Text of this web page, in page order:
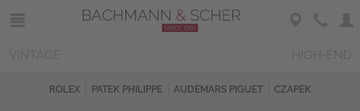
ROLEX PATEK PHILIPPE AUDEMARS PIGUET CZAPEK